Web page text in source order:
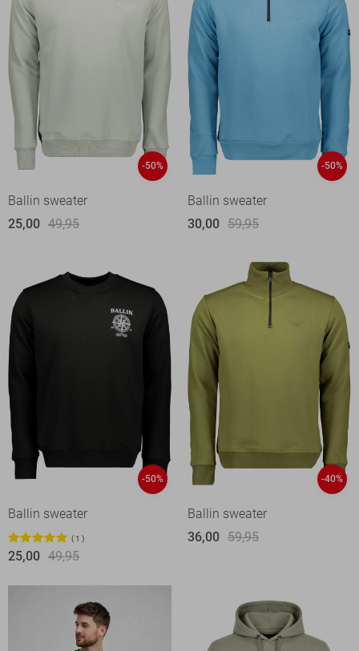
-50%
Ballin sweater
25,00 49,95
-50%
Ballin sweater
30,00 59,95
-50%
Ballin sweater
1
25,00 49,95
-40%
Ballin sweater
36,00 59,95